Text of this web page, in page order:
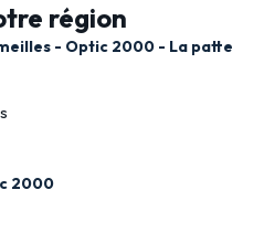
région
- Optic 2000 - La patte
2000